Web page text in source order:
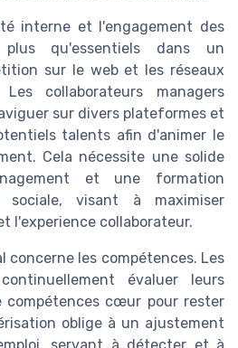
interne et l'engagement des
plus qu'essentiels dans un
sur le web et les réseaux
collaborateurs managers
sur divers plateformes et
talents afin d'animer le
Cela nécessite une solide
et une formation
visant à maximiser
l'experience collaborateur.
concerne les compétences. Les
évaluer leurs
compétences cœur pour rester
oblige à un ajustement